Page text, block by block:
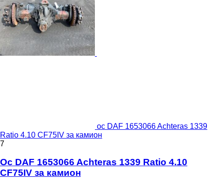
ос DAF 1653066 Achteras 1339
Ratio 4.10 CF75IV за камион
7
Ос DAF 1653066 Achteras 1339 Ratio 4.10
CF75IV за камион